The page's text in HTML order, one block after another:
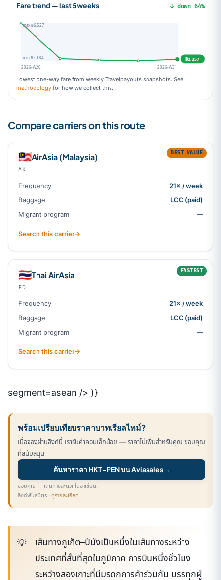
Fare trend — last 5weeks ↓ down 64%
฿2,357
max ฿6,527
min ฿2,184
2026-W20
2026-W31
Lowest one-way fare from weekly Travelpayouts snapshots. See
methodology for how we collect this.
Compare carriers on this route
BEST VALUE
🇲🇾AirAsia (Malaysia)
AK
Frequency
21× / week
Baggage
LCC (paid)
Migrant program
—
Search this carrier→
FASTEST
🇹🇭Thai AirAsia
FD
Frequency
21× / week
Baggage
LCC (paid)
Migrant program
—
Search this carrier→
segment=asean /> )}
พร้อมเปรียบเทียบราคาบาทเรียลไทม์?
เมื่อจองผ่านลิงก์นี้ เรารับค่าคอมเล็กน้อย — ราคาไม่เพิ่มสำหรับคุณ ขอบคุณ
ที่สนับสนุน
ค้นหาราคา HKT–PEN บน Aviasales→
ขอบคุณ — เดินทางสะดวกในอาเซียน.
ลิงก์พันธมิตร · ดูรายละเอียด
เส้นทางภูเก็ต–ปีนังเป็นหนึ่งในเส้นทางระหว่าง
ประเทศที่สั้นที่สุดในภูมิภาค การบินหนึ่งชั่วโมง
ระหว่างสองเกาะที่มีมรดกการค้าร่วมกัน บรรทุกผู้